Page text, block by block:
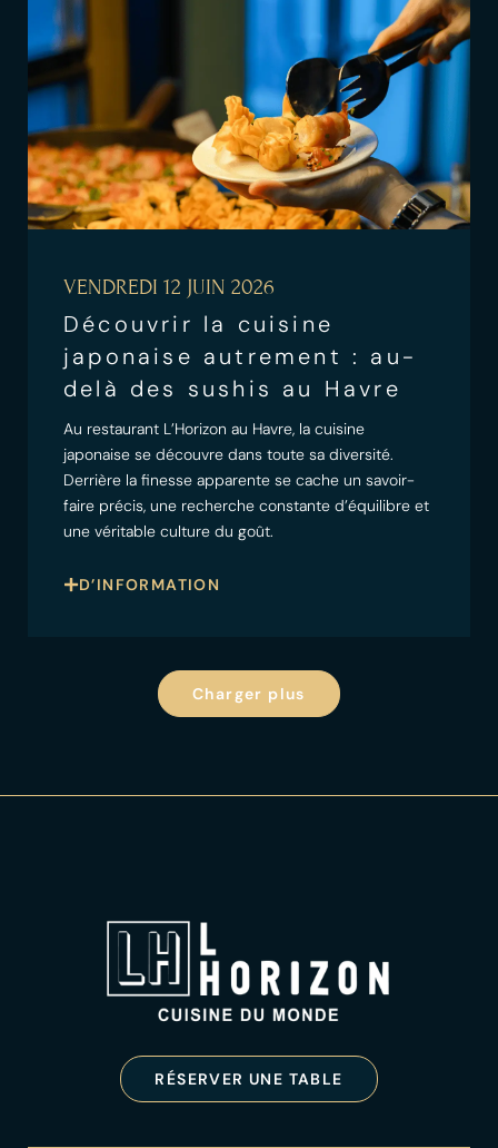
VENDREDI 12 JUIN 2026
Découvrir la cuisine
japonaise autrement : au-
delà des sushis au Havre
Au restaurant L’Horizon au Havre, la cuisine
japonaise se découvre dans toute sa diversité.
Derrière la finesse apparente se cache un savoir-
faire précis, une recherche constante d’équilibre et
une véritable culture du goût.
D’INFORMATION
Charger plus
RÉSERVER UNE TABLE